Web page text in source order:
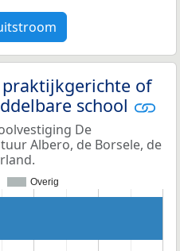
of
school
De
Albero, de Borsele, de
Overig